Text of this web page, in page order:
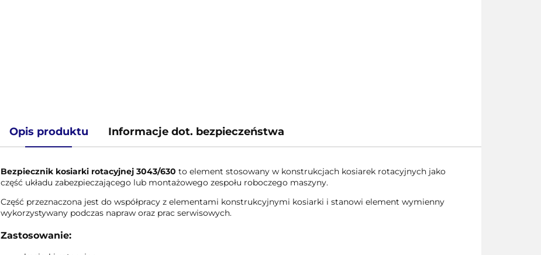
Opis produktu Informacje dot. bezpieczeństwa
Bezpiecznik kosiarki rotacyjnej 3043/630 to element stosowany w konstrukcjach kosiarek rotacyjnych jako
część układu zabezpieczającego lub montażowego zespołu roboczego maszyny.
Część przeznaczona jest do współpracy z elementami konstrukcyjnymi kosiarki i stanowi element wymienny
wykorzystywany podczas napraw oraz prac serwisowych.
Zastosowanie: